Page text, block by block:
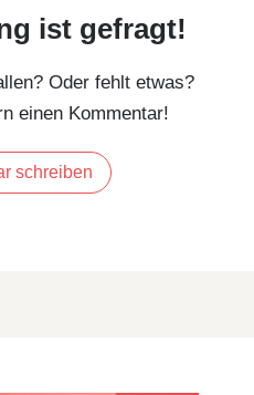
ist gefragt!
Oder fehlt etwas?
einen Kommentar!
schreiben